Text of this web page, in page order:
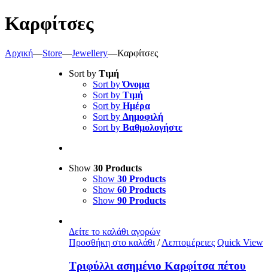
Καρφίτσες
Αρχική—Store—Jewellery—Καρφίτσες
Sort by Τιμή
Sort byΌνομα
Sort by Τιμή
Sort by Ημέρα
Sort by Δημοφιλή
Sort by Βαθμολογήστε
Show 30 Products
Show 30 Products
Show 60 Products
Show 90 Products
Δείτε το καλάθι αγορών
Προσθήκη στο καλάθι / Λεπτομέρειες Quick View
Τριφύλλι ασημένιο Καρφίτσα πέτου